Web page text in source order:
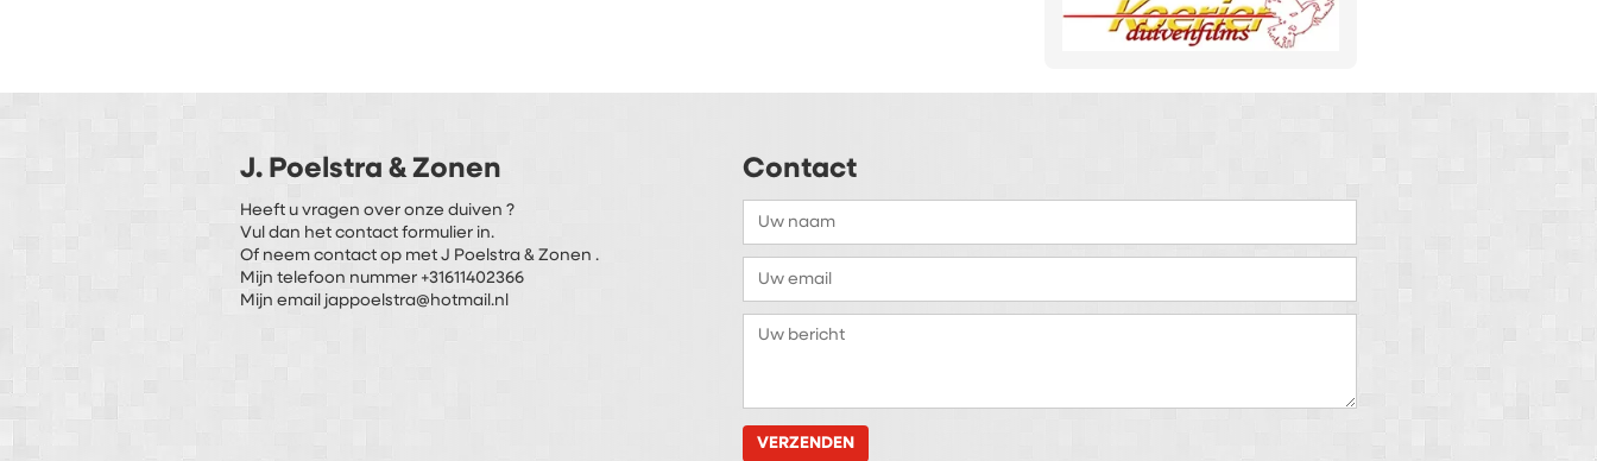
J. Poelstra & Zonen
Heeft u vragen over onze duiven ?
Vul dan het contact formulier in.
Of neem contact op met J Poelstra & Zonen .
Mijn telefoon nummer +31611402366
Mijn email jappoelstra@hotmail.nl
Contact